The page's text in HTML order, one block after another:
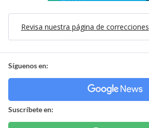
Revisa nuestra página de correcciones
Síguenos en:
Suscríbete en: